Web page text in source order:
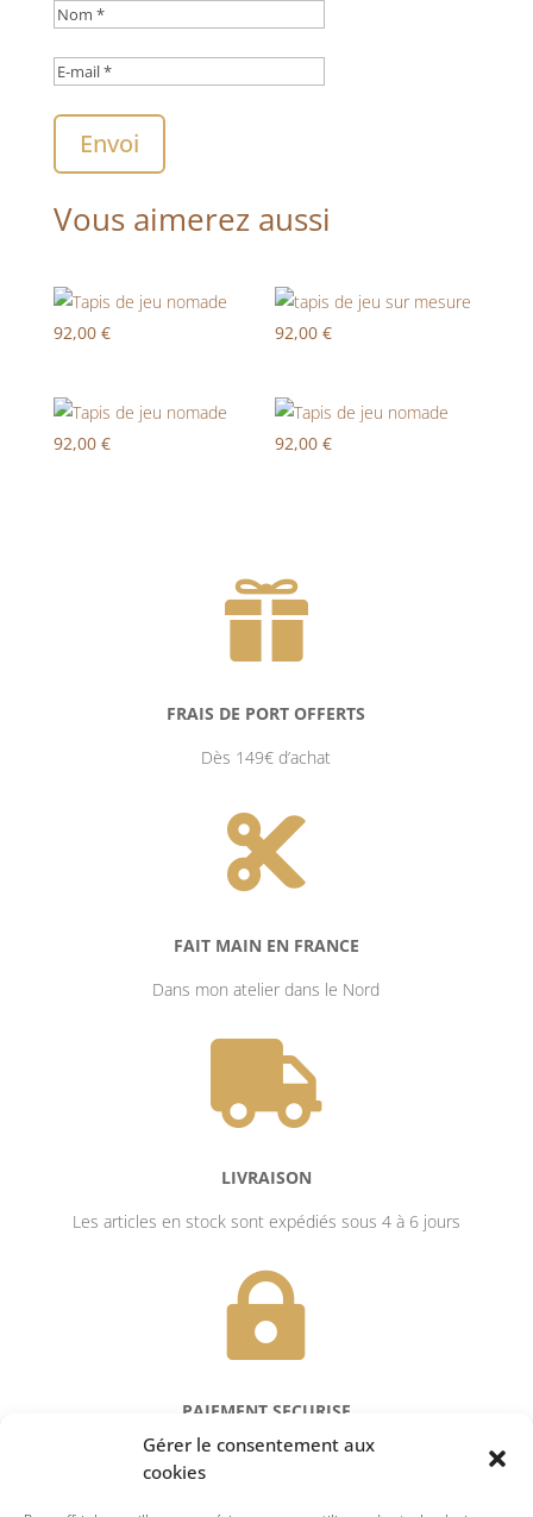
Gérer le consentement aux
cookies
Envoi
Vous aimerez aussi
92,00 € 92,00€
92,00 € 92,00€

FRAIS DE PORT OFFERTS
Dès 149€ d’achat

FAIT MAIN EN FRANCE
Dans mon atelier dans le Nord

LIVRAISON
Les articles en stock sont expédiés sous 4 à 6 jours

PAIEMENT SECURISE
Réglez en toute sécurité par carte